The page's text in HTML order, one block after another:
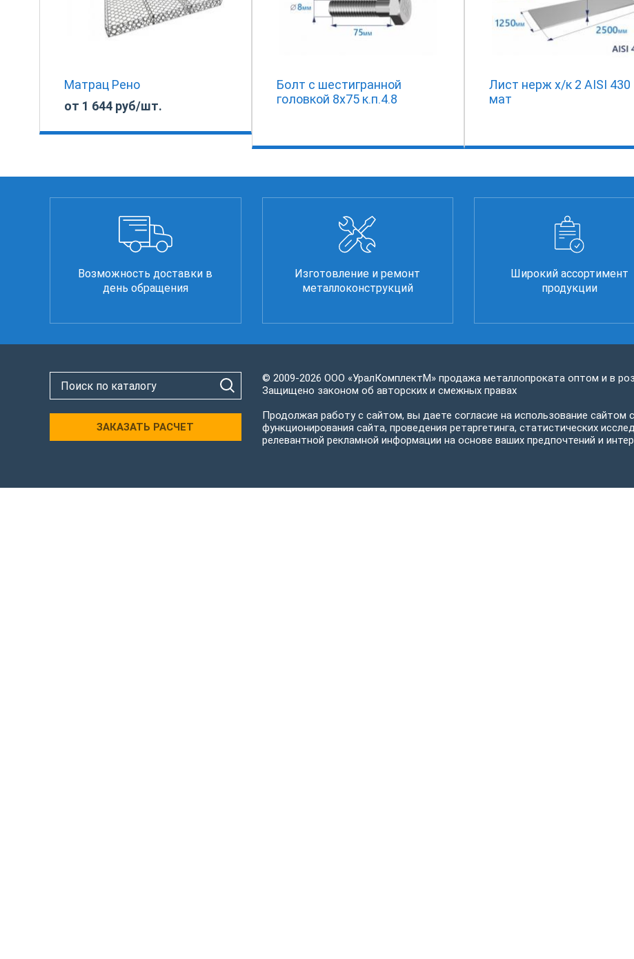
Матрац Рено
от 1 644 руб/шт.
Болт с шестигранной
головкой 8х75 к.п.4.8
Лист нерж х/к 2 AISI 430
мат
Возможность доставки в
день обращения
Изготовление и ремонт
металлоконструкций
Широкий ассортимент
продукции
ЗАКАЗАТЬ РАСЧЕТ
© 2009-2026 ООО «УралКомплектМ» продажа металлопроката оптом и в
Защищено законом об авторских и смежных правах
Продолжая работу с сайтом, вы даете согласие на использование сайтом
функционирования сайта, проведения ретаргетинга, статистических
релевантной рекламной информации на основе ваших предпочтений и